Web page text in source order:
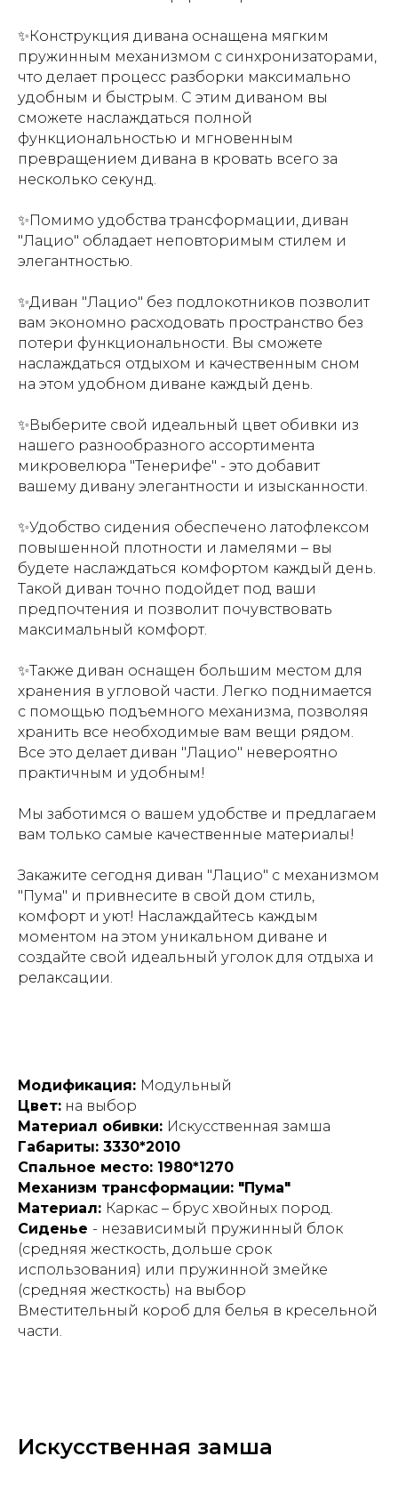
✨Конструкция дивана оснащена мягким
пружинным механизмом с синхронизаторами,
что делает процесс разборки максимально
удобным и быстрым. С этим диваном вы
сможете наслаждаться полной
функциональностью и мгновенным
превращением дивана в кровать всего за
несколько секунд.
✨Помимо удобства трансформации, диван
"Лацио" обладает неповторимым стилем и
элегантностью.
✨Диван "Лацио" без подлокотников позволит
вам экономно расходовать пространство без
потери функциональности. Вы сможете
наслаждаться отдыхом и качественным сном
на этом удобном диване каждый день.
✨Выберите свой идеальный цвет обивки из
нашего разнообразного ассортимента
микровелюра "Тенерифе" - это добавит
вашему дивану элегантности и изысканности.
✨Удобство сидения обеспечено латофлексом
повышенной плотности и ламелями – вы
будете наслаждаться комфортом каждый день.
Такой диван точно подойдет под ваши
предпочтения и позволит почувствовать
максимальный комфорт.
✨Также диван оснащен большим местом для
хранения в угловой части. Легко поднимается
с помощью подъемного механизма, позволяя
хранить все необходимые вам вещи рядом.
Все это делает диван "Лацио" невероятно
практичным и удобным!
Мы заботимся о вашем удобстве и предлагаем
вам только самые качественные материалы!
Закажите сегодня диван "Лацио" с механизмом
"Пума" и привнесите в свой дом стиль,
комфорт и уют! Наслаждайтесь каждым
моментом на этом уникальном диване и
создайте свой идеальный уголок для отдыха и
релаксации.
Модификация: Модульный
Цвет: на выбор
Материал обивки: Искусственная замша
Габариты: 3330*2010
Спальное место: 1980*1270
Механизм трансформации: "Пума"
Материал: Каркас – брус хвойных пород.
Сиденье - независимый пружинный блок
(средняя жесткость, дольше срок
использования) или пружинной змейке
(средняя жесткость) на выбор
Вместительный короб для белья в кресельной
части.
Искусственная замша